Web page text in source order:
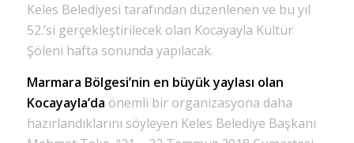
Keles Belediyesi tarafından düzenlenen ve bu yıl
52.’si gerçekleştirilecek olan Kocayayla Kültür
Şöleni hafta sonunda yapılacak.
Marmara Bölgesi’nin en büyük yaylası olan
Kocayayla’da önemli bir organizasyona daha
hazırlandıklarını söyleyen Keles Belediye Başkanı